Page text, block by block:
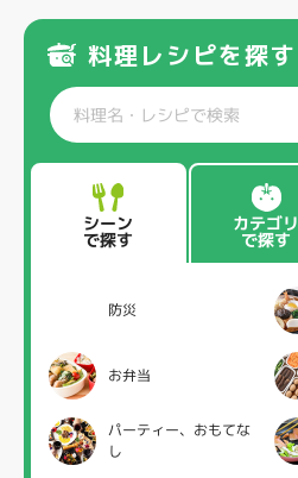
料理レシピを探す
シーン
で探す
カテゴリ
で探す
防災
お弁当
パーティー、おもてな
し